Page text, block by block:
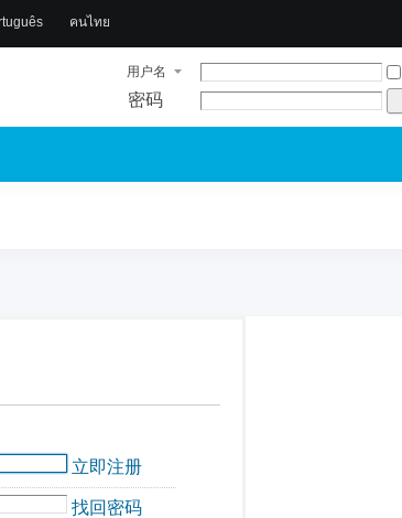
คนไทย
用户名
密码
立即注册
找回密码